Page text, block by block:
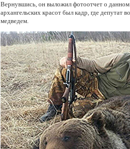
Вернувшись, он выложил фотоотчет о
архангельских красот был кадр, где депутат
медведем.